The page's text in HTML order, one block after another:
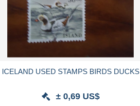
ICELAND USED STAMPS BIRDS DUCKS
± 0,69 US$